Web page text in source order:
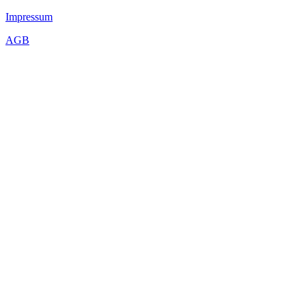
Impressum
AGB